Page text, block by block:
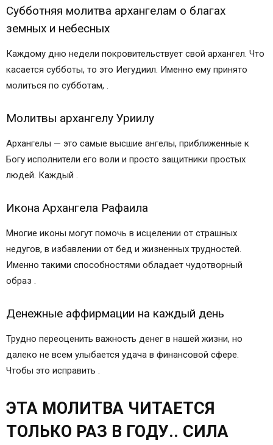
Субботняя молитва архангелам о благах
земных и небесных
Каждому дню недели покровительствует свой архангел. Что
касается субботы, то это Иегудиил. Именно ему принято
молиться по субботам, .
Молитвы архангелу Уриилу
Архангелы — это самые высшие ангелы, приближенные к
Богу исполнители его воли и просто защитники простых
людей. Каждый .
Икона Архангела Рафаила
Многие иконы могут помочь в исцелении от страшных
недугов, в избавлении от бед и жизненных трудностей.
Именно такими способностями обладает чудотворный
образ .
Денежные аффирмации на каждый день
Трудно переоценить важность денег в нашей жизни, но
далеко не всем улыбается удача в финансовой сфере.
Чтобы это исправить .
ЭТА МОЛИТВА ЧИТАЕТСЯ
ТОЛЬКО РАЗ В ГОДУ.. СИЛА